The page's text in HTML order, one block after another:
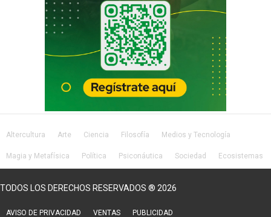
Altercultura Arte Ciencia Filosofía Medios y Tecnología
Magia y Metafísica Política Psiconáutica Sociedad Ecosistemas
TODOS LOS DERECHOS RESERVADOS ® 2026
AVISO DE PRIVACIDAD VENTAS PUBLICIDAD